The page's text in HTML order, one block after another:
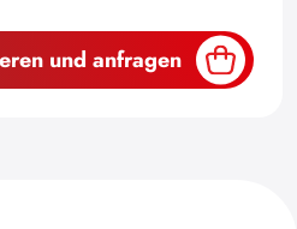
und anfragen